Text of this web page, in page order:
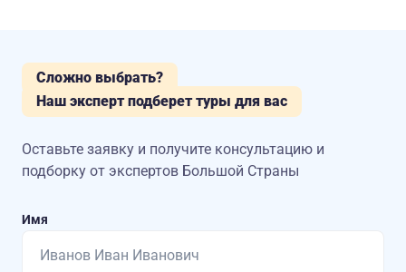
Сложно выбрать?
Наш эксперт подберет туры для вас
Оставьте заявку и получите консультацию и
подборку от экспертов Большой Страны
Имя